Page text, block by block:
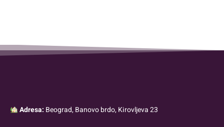
Adresa: Beograd, Banovo brdo, Kirovljeva 23